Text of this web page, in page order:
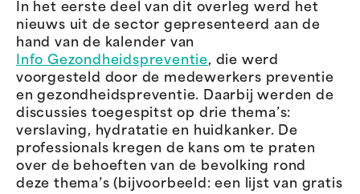
In het eerste deel van dit overleg werd het
nieuws uit de sector gepresenteerd aan de
hand van de kalender van
Info Gezondheidspreventie, die werd
voorgesteld door de medewerkers preventie
en gezondheidspreventie. Daarbij werden de
discussies toegespitst op drie thema’s:
verslaving, hydratatie en huidkanker. De
professionals kregen de kans om te praten
over de behoeften van de bevolking rond
deze thema’s (bijvoorbeeld: een lijst van gratis